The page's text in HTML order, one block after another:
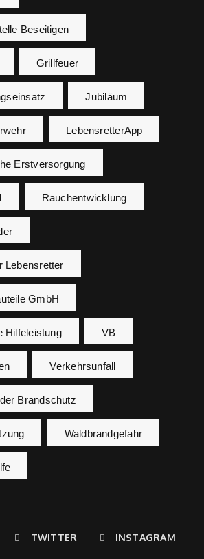
Beseitigen
Grillfeuer
Jubiläum
LebensretterApp
Erstversorgung
Rauchentwicklung
Lebensretter
GmbH
Hilfeleistung VB
Verkehrsunfall
Brandschutz
Waldbrandgefahr
TWITTER INSTAGRAM